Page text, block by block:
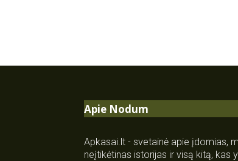
Apie Nodum
Apkasai.lt - svetainė apie įdomias,
neįtikėtinas istorijas ir visą kitą, kas